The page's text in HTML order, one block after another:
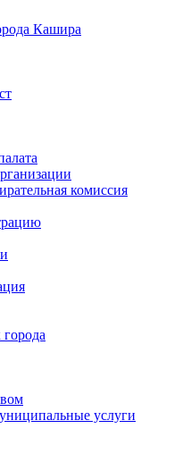
Кашира
комиссия
услуги